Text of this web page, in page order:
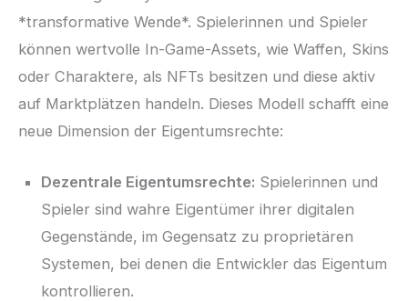
*transformative Wende*. Spielerinnen und Spieler
können wertvolle In-Game-Assets, wie Waffen, Skins
oder Charaktere, als NFTs besitzen und diese aktiv
auf Marktplätzen handeln. Dieses Modell schafft eine
neue Dimension der Eigentumsrechte:
Dezentrale Eigentumsrechte: Spielerinnen und
Spieler sind wahre Eigentümer ihrer digitalen
Gegenstände, im Gegensatz zu proprietären
Systemen, bei denen die Entwickler das Eigentum
kontrollieren.